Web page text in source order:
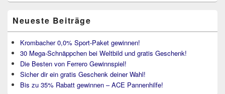
Neueste Beiträge
Krombacher 0,0% Sport-Paket gewinnen!
30 Mega-Schnäppchen bei Weltbild und gratis Geschenk!
Die Besten von Ferrero Gewinnspiel!
Sicher dir ein gratis Geschenk deiner Wahl!
Bis zu 35% Rabatt gewinnen – ACE Pannenhilfe!